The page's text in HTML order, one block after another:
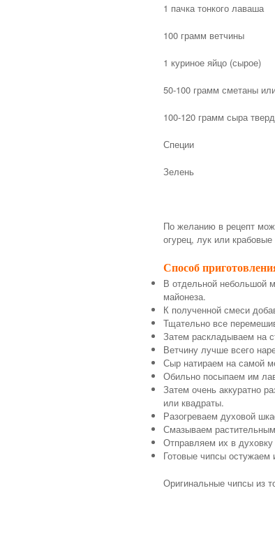
1 пачка тонкого лаваша
100 грамм ветчины
1 куриное яйцо (сырое)
50-100 грамм сметаны
100-120 грамм сыра
Специи
Зелень
По желанию в рецепт
огурец, лук или крабовые
Способ
В отдельной небольшой
майонеза.
К полученной смеси
Тщательно все
Затем раскладываем на
Ветчину лучше всего
Сыр натираем на самой
Обильно посыпаем им
Затем очень аккуратно
или квадраты.
Разогреваем духовой
Смазываем
Отправляем их в
Готовые чипсы остужаем
Оригинальные чипсы из